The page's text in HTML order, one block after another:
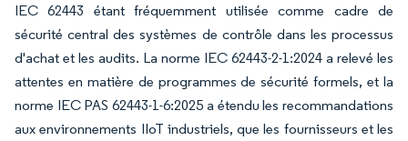
IEC 62443 étant fréquemment utilisée comme cadre de
sécurité central des systèmes de contrôle dans les processus
d'achat et les audits. La norme IEC 62443-2-1:2024 a relevé les
attentes en matière de programmes de sécurité formels, et la
norme IEC PAS 62443-1-6:2025 a étendu les recommandations
aux environnements IIoT industriels, que les fournisseurs et les